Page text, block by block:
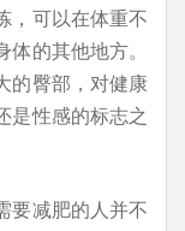
，可以在体重不
的其他地方。
臀部，对健康
是性感的标志之
要减肥的人并不